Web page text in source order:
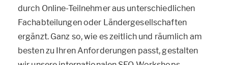
durch Online-Teilnehmer aus unterschiedlichen
Fachabteilungen oder Ländergesellschaften
ergänzt. Ganz so, wie es zeitlich und räumlich am
besten zu Ihren Anforderungen passt, gestalten